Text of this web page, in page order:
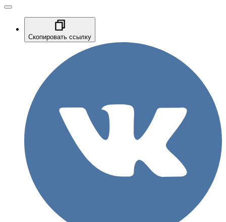
Скопировать ссылку